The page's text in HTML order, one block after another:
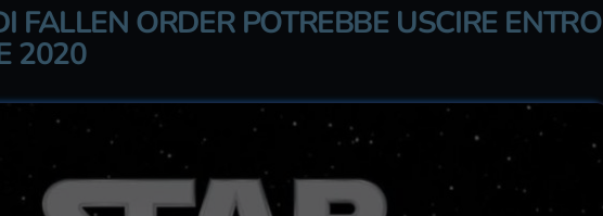
FALLEN ORDER POTREBBE USCIRE ENTRO
2020